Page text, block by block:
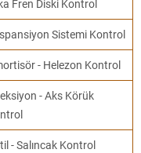
Fren Diski Kontrol
Sistemi Kontrol
- Helezon Kontrol
- Aks Körük
- Salıncak Kontrol